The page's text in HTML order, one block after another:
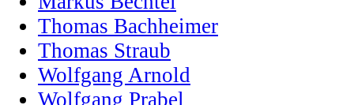
Thomas Bachheimer
Thomas Straub
Wolfgang Arnold
Wolfgang Prabel